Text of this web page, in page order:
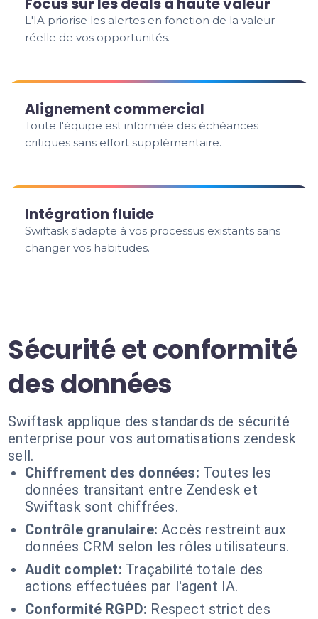
L'IA priorise les alertes en fonction de la valeur
réelle de vos opportunités.
Alignement commercial
Toute l'équipe est informée des échéances
critiques sans effort supplémentaire.
Intégration fluide
Swiftask s'adapte à vos processus existants sans
changer vos habitudes.
Sécurité et conformité
des données
Swiftask applique des standards de sécurité
enterprise pour vos automatisations zendesk
sell.
Chiffrement des données: Toutes les
données transitant entre Zendesk et
Swiftask sont chiffrées.
Contrôle granulaire: Accès restreint aux
données CRM selon les rôles utilisateurs.
Audit complet: Traçabilité totale des
actions effectuées par l'agent IA.
Conformité RGPD: Respect strict des